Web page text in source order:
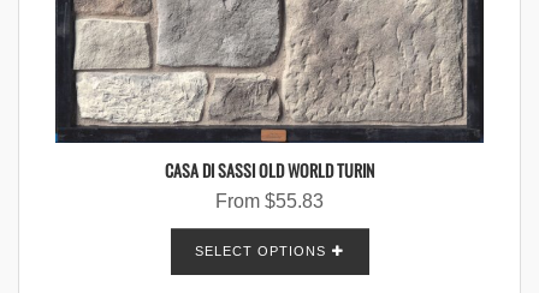
CASA DI SASSI OLD WORLD TURIN
From $55.83
SELECT OPTIONS